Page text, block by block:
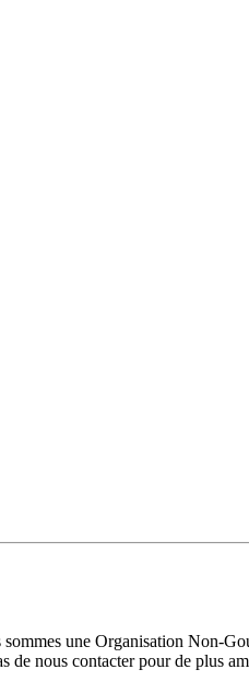
une Organisation Non-
de nous contacter pour de plus